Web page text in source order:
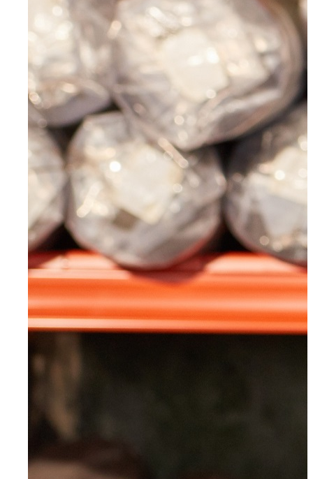
Heiligenhaus
Mettmann
Schwelm